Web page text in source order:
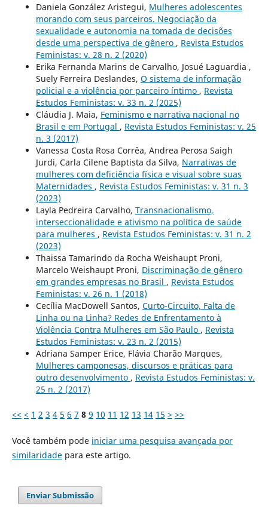
Daniela González Aristegui, Mulheres adolescentes
morando com seus parceiros. Negociação da
sexualidade e autonomia na tomada de decisões
desde uma perspectiva de gênero , Revista Estudos
Feministas: v. 28 n. 2 (2020)
Erika Fernanda Marins de Carvalho, Josué Laguardia ,
Suely Ferreira Deslandes, O sistema de informação
policial e a violência por parceiro íntimo , Revista
Estudos Feministas: v. 33 n. 2 (2025)
Cláudia J. Maia, Feminismo e narrativa nacional no
Brasil e em Portugal , Revista Estudos Feministas: v. 25
n. 3 (2017)
Vanessa Costa Rosa Corrêa, Andrea Perosa Saigh
Jurdi, Carla Cilene Baptista da Silva, Narrativas de
mulheres com deficiência física e visual sobre suas
Maternidades , Revista Estudos Feministas: v. 31 n. 3
(2023)
Layla Pedreira Carvalho, Transnacionalismo,
interseccionalidade e ativismo na política de saúde
para mulheres , Revista Estudos Feministas: v. 31 n. 2
(2023)
Thaissa Tamarindo da Rocha Weishaupt Proni,
Marcelo Weishaupt Proni, Discriminação de gênero
em grandes empresas no Brasil , Revista Estudos
Feministas: v. 26 n. 1 (2018)
Cecília MacDowell Santos, Curto-Circuito, Falta de
Linha ou na Linha? Redes de Enfrentamento à
Violência Contra Mulheres em São Paulo , Revista
Estudos Feministas: v. 23 n. 2 (2015)
Adriana Samper Erice, Flávia Charão Marques,
Mulheres camponesas, discursos e práticas para
outro desenvolvimento , Revista Estudos Feministas: v.
25 n. 2 (2017)
<< < 1 2 3 4 5 6 7 8 9 10 11 12 13 14 15 > >>
Você também pode iniciar uma pesquisa avançada por
similaridadepara este artigo.
Enviar Submissão